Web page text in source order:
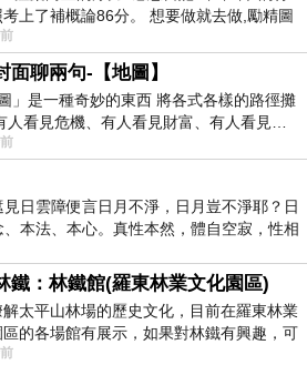
上了補概論86分。 想要做就去做,勵精圖
,也是表法,堅持和努力
面聊兩句-【地圖】
」是一種奇妙的東西 將各式各樣的路徑攤
人看見危機、有人看見財富、有人看見…
發掘出不同的
日雲障便言日月不淨，日月豈不淨耶？日
本法、本心。真性本然，體自空寂，性相
鐵：林鐵館(羅東林業文化園區)
太平山林場的歷史文化，目前在羅東林業
的各場館有展示，如果對林鐵有興趣，可
館。 這裡展示從山下